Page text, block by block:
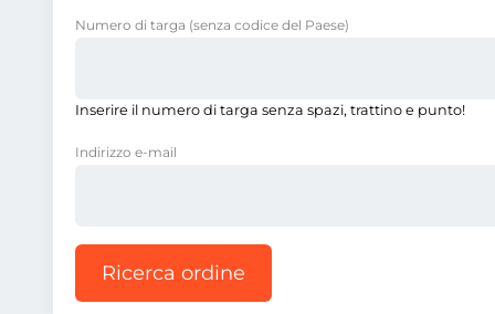
Numero di targa (senza codice del Paese)
Inserire il numero di targa senza spazi, trattino e punto!
Indirizzo e-mail
Ricerca ordine